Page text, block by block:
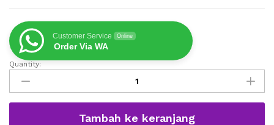
Customer Service Online
Order Via WA
Meja
Meeting
Panjang
Minimalis
Quantity:
Tambah ke keranjang